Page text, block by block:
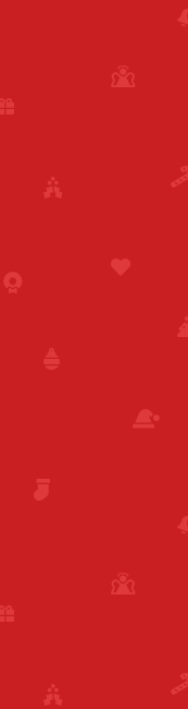
Pyramiden Teelichte
5,95 €